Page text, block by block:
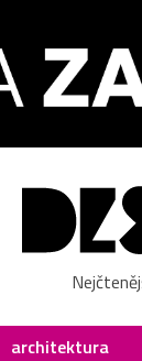
architektura